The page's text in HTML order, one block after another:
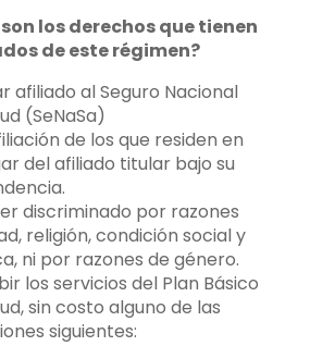
los derechos que tienen
de este régimen?
afiliado al Seguro Nacional
(SeNaSa)
de los que residen en
del afiliado titular bajo su
discriminado por razones
religión, condición social y
ni por razones de género.
los servicios del Plan Básico
sin costo alguno de las
siguientes: